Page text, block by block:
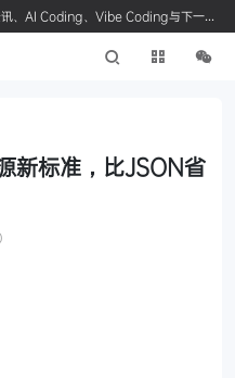
、AI Coding、Vibe Coding与下一代
新标准，比JSON省